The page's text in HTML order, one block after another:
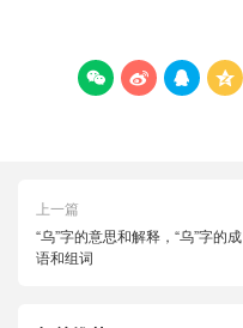
   
上一篇
“乌”字的意思和解释，“乌”字的成
语和组词